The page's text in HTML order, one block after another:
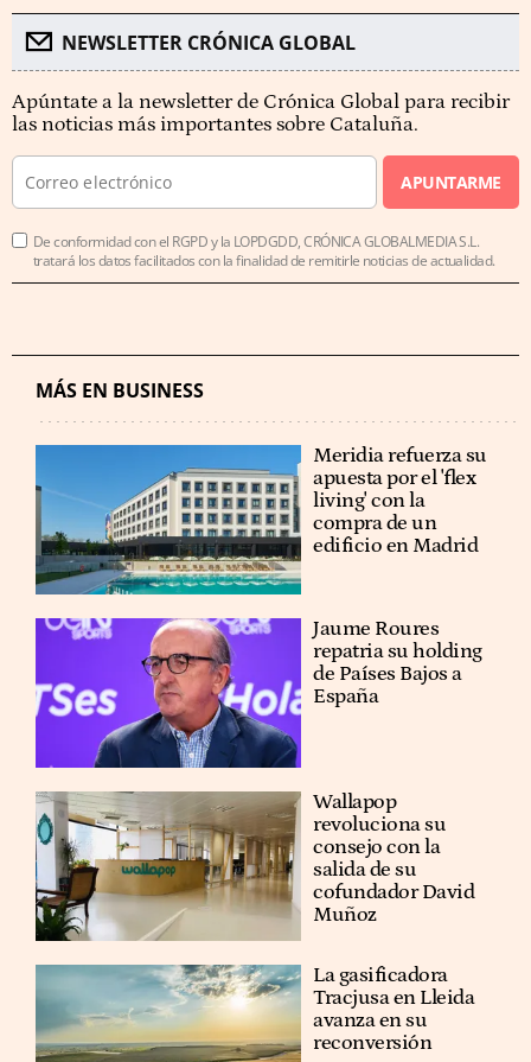
NEWSLETTER CRÓNICA GLOBAL
Apúntate a la newsletter de Crónica Global para recibir
las noticias más importantes sobre Cataluña.
APUNTARME
De conformidad con el RGPD y la LOPDGDD, CRÓNICA GLOBALMEDIA S.L.
tratará los datos facilitados con la finalidad de remitirle noticias de actualidad.
MÁS EN BUSINESS
Meridia refuerza su
apuesta por el 'flex
living' con la
compra de un
edificio en Madrid
Jaume Roures
repatria su holding
de Países Bajos a
España
Wallapop
revoluciona su
consejo con la
salida de su
cofundador David
Muñoz
La gasificadora
Tracjusa en Lleida
avanza en su
reconversión